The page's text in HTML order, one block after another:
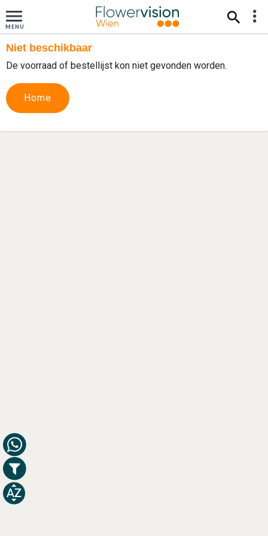
Niet beschikbaar
De voorraad of bestellijst kon niet gevonden worden.
Home